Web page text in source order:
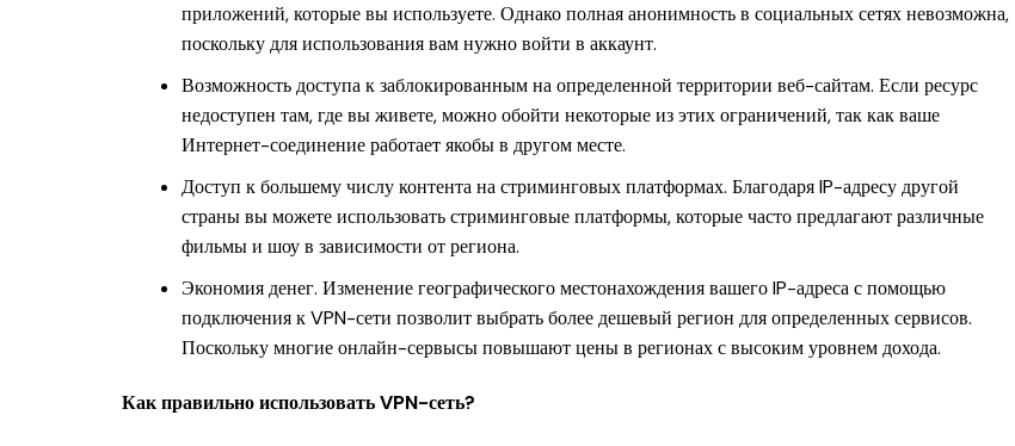
приложений, которые вы используете. Однако полная анонимность в социальных сетях невозможна,
поскольку для использования вам нужно войти в аккаунт.
Возможность доступа к заблокированным на определенной территории веб-сайтам. Если ресурс
недоступен там, где вы живете, можно обойти некоторые из этих ограничений, так как ваше
Интернет-соединение работает якобы в другом месте.
Доступ к большему числу контента на стриминговых платформах. Благодаря IP-адресу другой
страны вы можете использовать стриминговые платформы, которые часто предлагают различные
фильмы и шоу в зависимости от региона.
Экономия денег. Изменение географического местонахождения вашего IP-адреса с помощью
подключения к VPN-сети позволит выбрать более дешевый регион для определенных сервисов.
Поскольку многие онлайн-сервысы повышают цены в регионах с высоким уровнем дохода.
Как правильно использовать VPN-сеть?